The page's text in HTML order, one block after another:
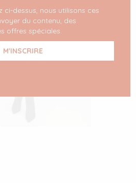
ci-dessus, nous utilisons ces
du contenu, des
offres spéciales.